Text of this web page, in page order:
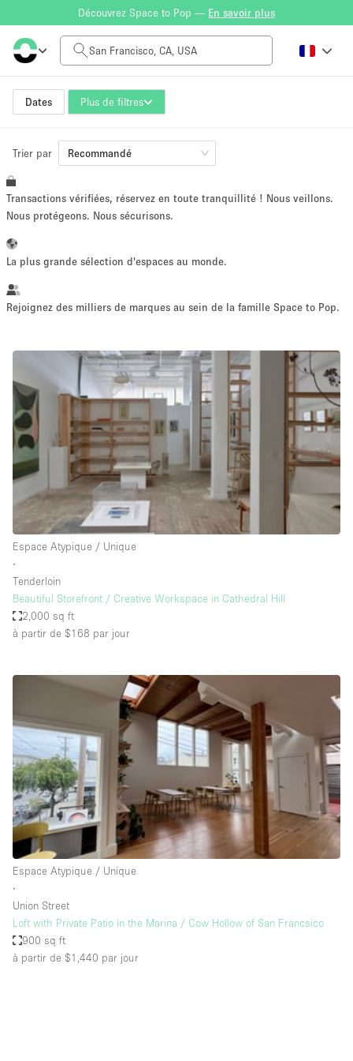
Découvrez Space to Pop — En savoir plus
Dates Plus de filtres
Tarif à la journée
$0
Taille de l'espace
~ 13 personnes
Vente au
Showroom Événement Art Alimentation
Séance de
photo
Conférence Réunion Bureaux
Local
Commercial
Partagé
Type de l'espace
Atelier
Autre
Boutique / Magasin
Boutique en Partage
Bureaux
Camion / Fourgon
Commerce
Container
Entrepôt / Espace Stockage / Box
Espace Atypique / Unique
Espace Publicitaire
Espace Événementiel
Trier par Recommandé
Transactions vérifiées, réservez en toute tranquillité ! Nous veillons.
Nous protégeons. Nous sécurisons.
La plus grande sélection d'espaces au monde.
Rejoignez des milliers de marques au sein de la famille Space to Pop.
Espace Atypique / Unique
∙
Tenderloin
Beautiful Storefront / Creative Workspace in Cathedral Hill
2,000 sq ft
à partir de $168 par jour
Espace Atypique / Unique
∙
Union Street
Loft with Private Patio in the Marina / Cow Hollow of San Francsico
900 sq ft
à partir de $1,440 par jour